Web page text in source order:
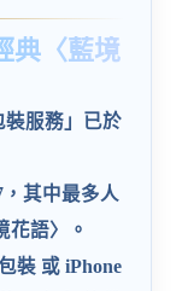
典〈藍境
裝服務 」已於
，其中最多人
花語〉
。
裝或 iPhone